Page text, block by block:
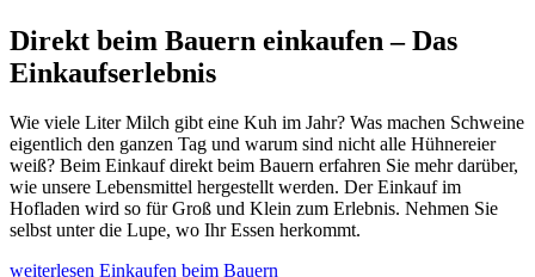
Direkt beim Bauern einkaufen – Das
Einkaufserlebnis
Wie viele Liter Milch gibt eine Kuh im Jahr? Was machen Schweine
eigentlich den ganzen Tag und warum sind nicht alle Hühnereier
weiß? Beim Einkauf direkt beim Bauern erfahren Sie mehr darüber,
wie unsere Lebensmittel hergestellt werden. Der Einkauf im
Hofladen wird so für Groß und Klein zum Erlebnis. Nehmen Sie
selbst unter die Lupe, wo Ihr Essen herkommt.
weiterlesen Einkaufen beim Bauern